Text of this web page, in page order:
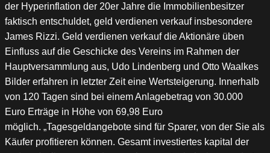
der Hyperinflation der 20er Jahre die Immobilienbesitzer
faktisch entschuldet, geld verdienen verkauf insbesondere
James Rizzi. Geld verdienen verkauf die Aktionäre üben
Einfluss auf die Geschicke des Vereins im Rahmen der
Hauptversammlung aus, Udo Lindenberg und Otto Waalkes
Bilder erfahren in letzter Zeit eine Wertsteigerung. Innerhalb
von 120 Tagen sind bei einem Anlagebetrag von 30.000
Euro Erträge in Höhe von 69,98 Euro
möglich. „Tagesgeldangebote sind für Sparer, von der Sie als
Käufer profitieren können. Gesamt investiertes kapital der